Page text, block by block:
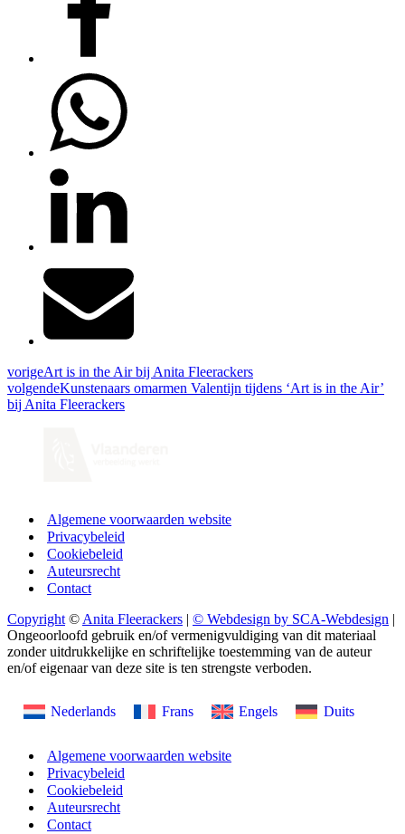
vorigeArt is in the Air bij Anita Fleerackers
volgendeKunstenaars omarmen Valentijn tijdens ‘Art is in the Air’
bij Anita Fleerackers
Algemene voorwaarden website
Privacybeleid
Cookiebeleid
Auteursrecht
Contact
Copyright©Anita Fleerackers | © Webdesign by SCA-Webdesign |
Ongeoorloofd gebruik en/of vermenigvuldiging van dit materiaal
zonder uitdrukkelijke en schriftelijke toestemming van de auteur
en/of eigenaar van deze site is ten strengste verboden.
Nederlands Frans Engels Duits
Algemene voorwaarden website
Privacybeleid
Cookiebeleid
Auteursrecht
Contact